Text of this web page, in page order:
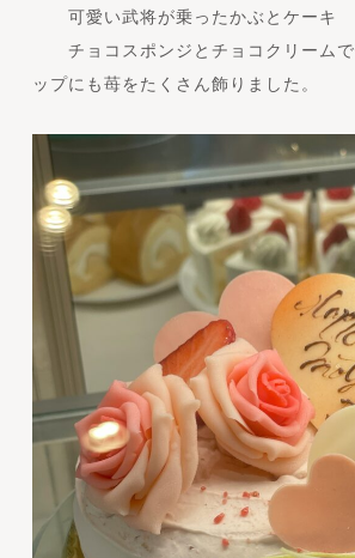
可愛い武将が乗ったかぶとケーキ
チョコスポンジとチョコクリームで
ップにも苺をたくさん飾りました。